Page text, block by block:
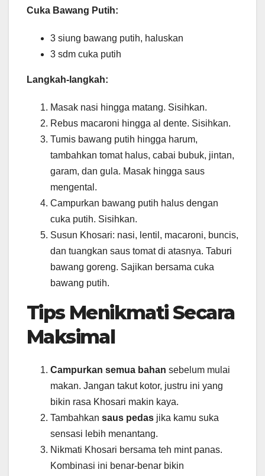
Cuka Bawang Putih:
3 siung bawang putih, haluskan
3 sdm cuka putih
Langkah-langkah:
Masak nasi hingga matang. Sisihkan.
Rebus macaroni hingga al dente. Sisihkan.
Tumis bawang putih hingga harum,
tambahkan tomat halus, cabai bubuk, jintan,
garam, dan gula. Masak hingga saus
mengental.
Campurkan bawang putih halus dengan
cuka putih. Sisihkan.
Susun Khosari: nasi, lentil, macaroni, buncis,
dan tuangkan saus tomat di atasnya. Taburi
bawang goreng. Sajikan bersama cuka
bawang putih.
Tips Menikmati Secara
Maksimal
Campurkan semua bahan sebelum mulai
makan. Jangan takut kotor, justru ini yang
bikin rasa Khosari makin kaya.
Tambahkan saus pedas jika kamu suka
sensasi lebih menantang.
Nikmati Khosari bersama teh mint panas.
Kombinasi ini benar-benar bikin